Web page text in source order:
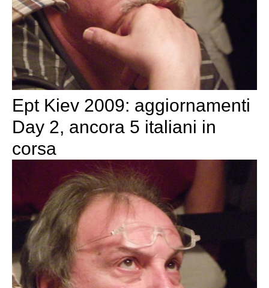
Ept Kiev 2009: aggiornamenti
Day 2, ancora 5 italiani in
corsa